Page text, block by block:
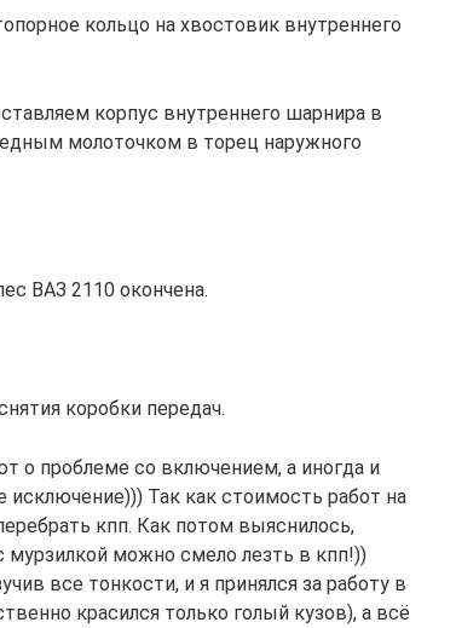
кольцо на хвостовик внутреннего
корпус внутреннего шарнира в
молоточком в торец наружного
ВАЗ 2110 окончена.
коробки передач.
о проблеме со включением, а иногда и
Так как стоимость работ на
кпп. Как потом выяснилось,
мурзилкой можно смело лезть в кпп!))
все тонкости, и я принялся за работу в
красился только голый кузов), а всё